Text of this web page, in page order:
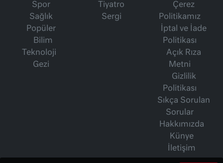
Spor
Sağlık
Popüler
Bilim
Teknoloji
Gezi
Tiyatro
Sergi
Çerez
Politikamız
İptal ve İade
Politikası
Açık Rıza
Metni
Gizlilik
Politikası
Sıkça Sorulan
Sorular
Hakkımızda
Künye
İletişim